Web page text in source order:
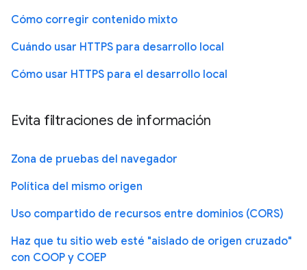
Cómo corregir contenido mixto
Cuándo usar HTTPS para desarrollo local
Cómo usar HTTPS para el desarrollo local
Evita filtraciones de información
Zona de pruebas del navegador
Política del mismo origen
Uso compartido de recursos entre dominios (CORS)
Haz que tu sitio web esté "aislado de origen cruzado"
con COOP y COEP